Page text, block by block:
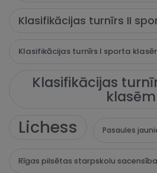
Klasifikācijas turnīrs II
Klasifikācijas turnīrs I sporta
Klasifikācijas
klasēm
Lichess Pasaules
Rīgas pilsētas starpskolu